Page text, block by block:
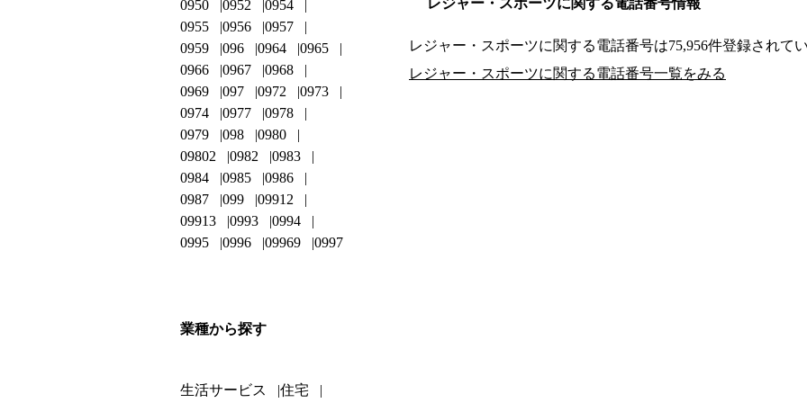
レジャー・スポーツに関する電話番号は75,956件登録されて
レジャー・スポーツに関する電話番号一覧をみる
0950 0952
0954
0955
0956
0957
0959
096 0964
0965
0966
0967
0968
0969
097 0972
0973
0974
0977
0978
0979
098
0980
09802
0982
0983
0984
0985
0986
0987
099
09912
09913
0993
0994
0995
0996 09969 0997
業種から探す
生活サービス 住宅